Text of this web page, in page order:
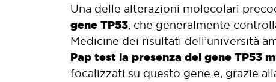
Una delle alterazioni molecolari
gene TP53, che generalmente
Medicine dei risultati dell’università
Pap test la presenza del gene TP53
focalizzati su questo gene e, grazie